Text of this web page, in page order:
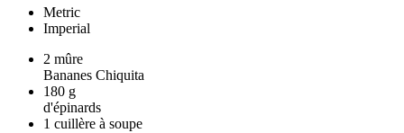
Metric
Imperial
2 mûre
Bananes Chiquita
180 g
d'épinards
1 cuillère à soupe